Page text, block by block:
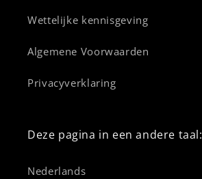
Wettelijke kennisgeving
Algemene Voorwaarden
Privacyverklaring
Deze pagina in een andere taal:
Nederlands